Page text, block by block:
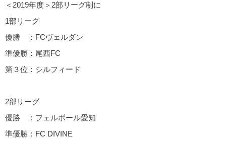
＜2019年度＞2部リーグ制に
1部リーグ
優勝 ：FCヴェルダン
準優勝：尾西FC
第３位：シルフィード
2部リーグ
優勝 ：フェルボール愛知
準優勝：FC DIVINE